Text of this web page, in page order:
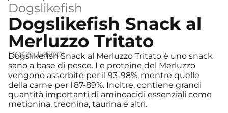
Dogslikefish
Dogslikefish Snack al
Merluzzo Tritato
DOGSLIKE001
Dogslikefish Snack al Merluzzo Tritato è uno snack
sano a base di pesce. Le proteine del Merluzzo
vengono assorbite per il 93-98%, mentre quelle
della carne per l'87-89%. Inoltre, contiene grandi
quantità importanti di aminoacidi essenziali come
metionina, treonina, taurina e altri.